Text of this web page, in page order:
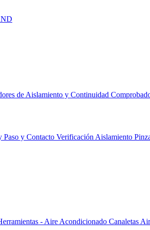
de Aislamiento y Continuidad
Paso y Contacto Verificación Aislamiento
- Aire Acondicionado Canaletas